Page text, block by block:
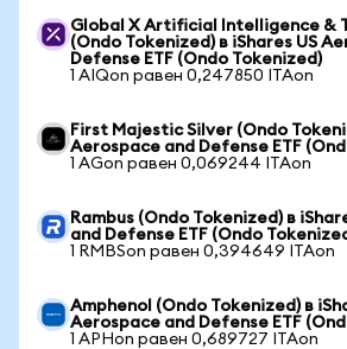
Global X Artificial Intelligence &
(Ondo Tokenized) в iShares US
Defense ETF (Ondo Tokenized)
1 AIQon равен 0,247850 ITAon
First Majestic Silver (Ondo
Aerospace and Defense ETF
1 AGon равен 0,069244 ITAon
Rambus (Ondo Tokenized) в
and Defense ETF (Ondo
1 RMBSon равен 0,394649 ITAon
Amphenol (Ondo Tokenized) в
Aerospace and Defense ETF
1 APHon равен 0,689727 ITAon